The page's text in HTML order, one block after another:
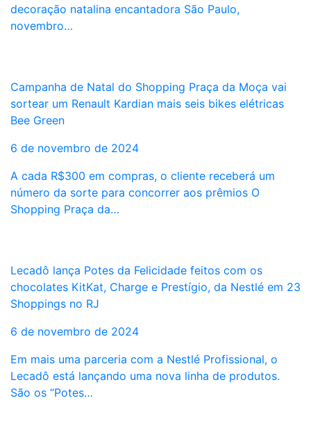
decoração natalina encantadora São Paulo,
novembro…
Campanha de Natal do Shopping Praça da Moça vai
sortear um Renault Kardian mais seis bikes elétricas
Bee Green
6 de novembro de 2024
A cada R$300 em compras, o cliente receberá um
número da sorte para concorrer aos prêmios O
Shopping Praça da…
Lecadô lança Potes da Felicidade feitos com os
chocolates KitKat, Charge e Prestígio, da Nestlé em 23
Shoppings no RJ
6 de novembro de 2024
Em mais uma parceria com a Nestlé Profissional, o
Lecadô está lançando uma nova linha de produtos.
São os “Potes…